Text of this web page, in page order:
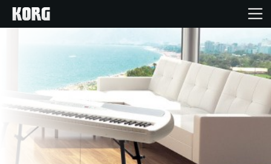
Prodotti
Contenuti